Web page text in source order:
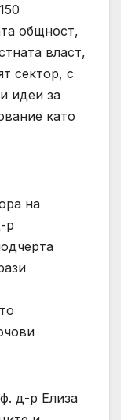
общност,
власт,
сектор, с
идеи за
като
на
р
д-р Елиза